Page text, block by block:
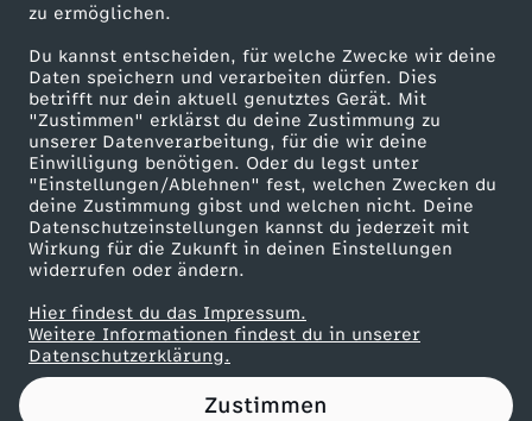
zu ermöglichen.
Du kannst entscheiden, für welche Zwecke wir deine
Daten speichern und verarbeiten dürfen. Dies
betrifft nur dein aktuell genutztes Gerät. Mit
"Zustimmen" erklärst du deine Zustimmung zu
unserer Datenverarbeitung, für die wir deine
Einwilligung benötigen. Oder du legst unter
"Einstellungen/Ablehnen" fest, welchen Zwecken du
deine Zustimmung gibst und welchen nicht. Deine
Datenschutzeinstellungen kannst du jederzeit mit
Wirkung für die Zukunft in deinen Einstellungen
widerrufen oder ändern.
Hier findest du das Impressum.
Weitere Informationen findest du in unserer
Datenschutzerklärung.
Zustimmen
k
o
c
h
B
e
n
ZDF goes Schule
Werbefernsehen
Mainzelmännchen
Partner